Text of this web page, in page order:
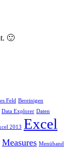
🙂
Feld Bereinigen
Data Explorer Daten
2013 Excel
Measures Menüband